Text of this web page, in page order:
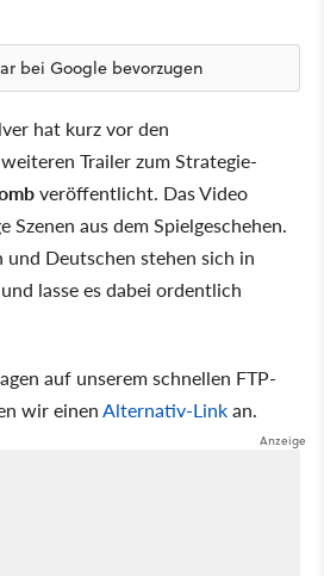
bei Google bevorzugen
hat kurz vor den
Trailer zum Strategie-
veröffentlicht. Das Video
Szenen aus dem Spielgeschehen.
und Deutschen stehen sich in
lasse es dabei ordentlich
auf unserem schnellen FTP-
wir einenAlternativ-Linkan.